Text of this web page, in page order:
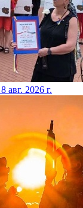
8 авг. 2026 г.